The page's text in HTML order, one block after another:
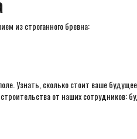
из строганного бревна:
Узнать, сколько стоит ваше
от наших сотрудников: